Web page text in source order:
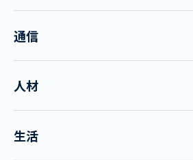
通信
人材
生活